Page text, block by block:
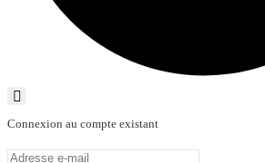
Connexion au compte existant